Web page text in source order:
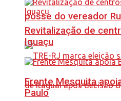
posse do vereador
Revitalização de
Iguaçu
Frente Mesquita
Paulo